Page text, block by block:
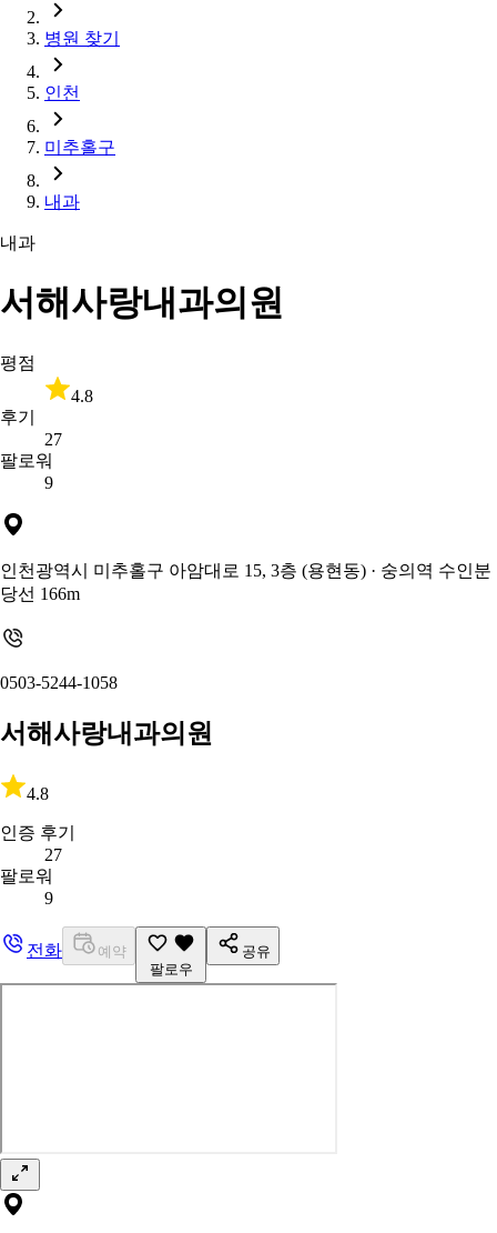
병원 찾기
인천
미추홀구
내과
내과
서해사랑내과의원
평점
4.8
후기
27
팔로워
9
인천광역시 미추홀구 아암대로 15, 3층 (용현동) · 숭의역 수인분
당선 166m
0503-5244-1058
서해사랑내과의원
4.8
인증 후기
27
팔로워
9
전화
예약
팔로우
공유